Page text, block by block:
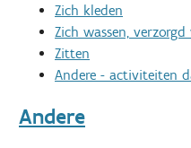
Zich kleden
Zich wassen,
Zitten
Andere - activiteiten
Andere